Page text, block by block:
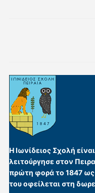
Η Ιωνίδειος Σχολή
λειτούργησε στον
πρώτη φορά το 1847 ως
του οφείλεται στη